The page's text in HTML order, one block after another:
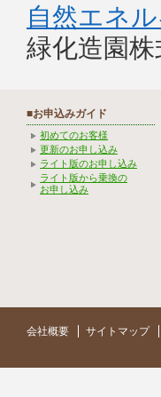
自然エネ
緑化造園
■お申込みガイド
初めてのお客様
更新のお申し込み
ライト版のお申し込み
ライト版から乗換の
お申し込み
会社概要 サイトマップ